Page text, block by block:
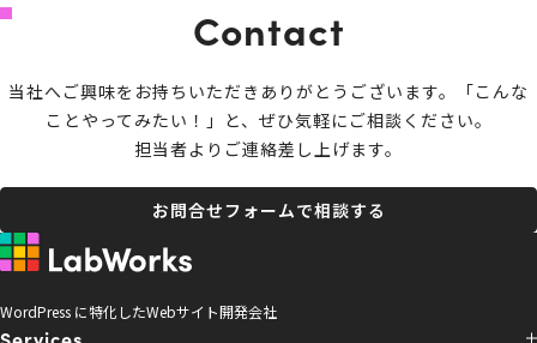
Contact
当社へご興味をお持ちいただきありがとうございます。
「こんな
ことやってみたい！」と、ぜひ気軽にご相談ください。
担当者よりご連絡差し上げます。
お問合せフォームで相談する
WordPress に特化したWebサイト開発会社